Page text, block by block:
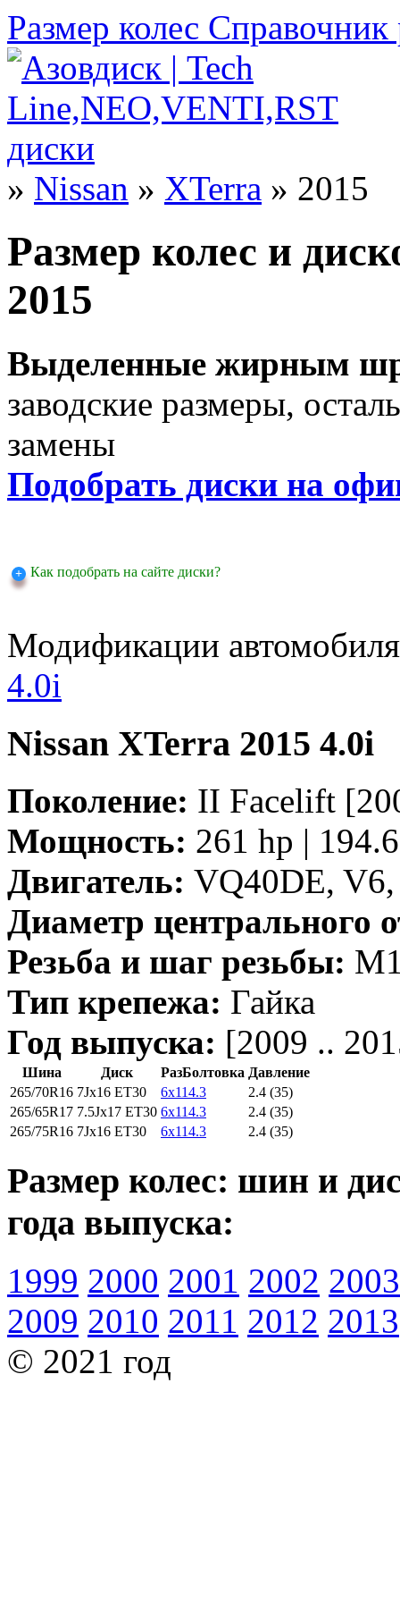
Размер колес Справочник
» Nissan » XTerra » 2015
Размер колес и
2015
Выделенные жирным
заводские размеры,
замены
Подобрать диски на
Как подобрать на сайте диски?
Модификации автомобиля
4.0i
Nissan XTerra 2015 4.0i
Поколение: II Facelift
Мощность: 261 hp |
Двигатель: VQ40DE, V6,
Диаметр центрального
Резьба и шаг резьбы:
Тип крепежа: Гайка
Год выпуска: [2009 ..
Шина Диск РазБолтовка Давление
265/70R16 7Jx16 ET30 6x114.3
2.4 (35)
265/65R17 7.5Jx17 ET30 6x114.3
2.4 (35)
265/75R16 7Jx16 ET30 6x114.3 2.4 (35)
Размер колес: шин и
года выпуска:
1999 2000 2001 2002 2003
2009 2010 2011 2012 2013
© 2021 год